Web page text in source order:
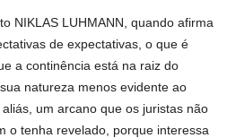
NIKLAS LUHMANN, quando afirma
de expectativas, o que é
a continência está na raiz do
natureza menos evidente ao
um arcano que os juristas não
o tenha revelado, porque interessa